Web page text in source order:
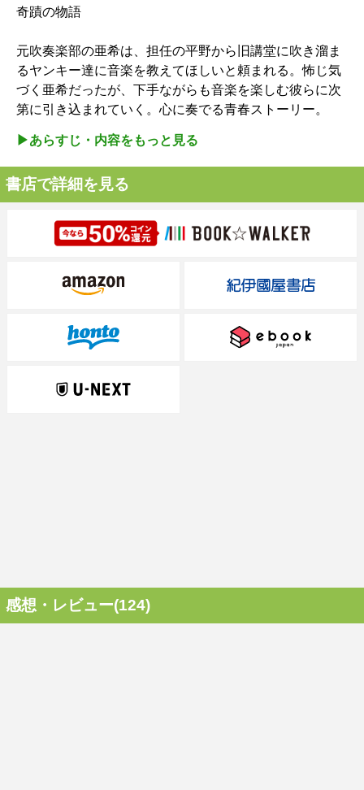
奇蹟の物語
元吹奏楽部の亜希は、担任の平野から旧講堂に吹き溜ま
るヤンキー達に音楽を教えてほしいと頼まれる。怖じ気
づく亜希だったが、下手ながらも音楽を楽しむ彼らに次
第に引き込まれていく。心に奏でる青春ストーリー。
▶︎あらすじ・内容をもっと見る
書店で詳細を見る
感想・レビュー(124)